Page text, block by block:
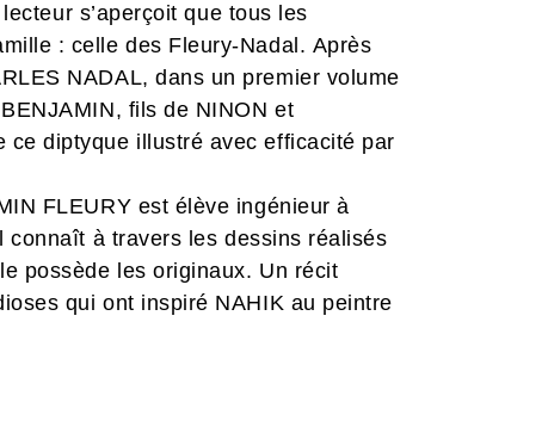
s’aperçoit que tous les
: celle des Fleury-Nadal. Après
NADAL, dans un premier volume
fils de NINON et
ce diptyque illustré avec efficacité par
FLEURY est élève ingénieur à
connaît à travers les dessins réalisés
possède les originaux. Un récit
qui ont inspiré NAHIK au peintre